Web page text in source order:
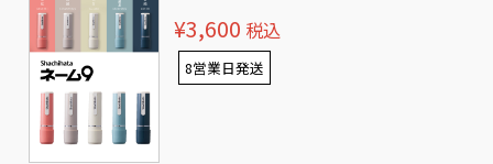
¥3,600 税込
8営業日発送